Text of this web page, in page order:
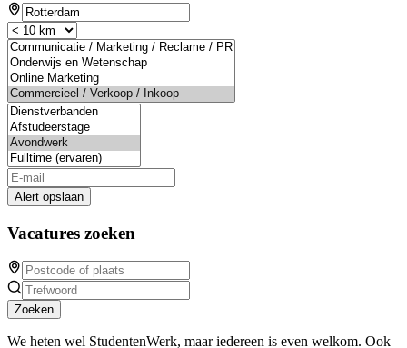
Alert opslaan
Vacatures zoeken
Zoeken
We heten wel StudentenWerk, maar iedereen is even welkom. Ook